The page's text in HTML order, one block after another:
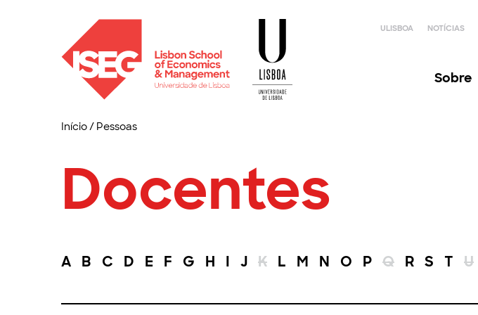
ULISBOA NOTÍCIAS
Sobre
Início/ Pessoas
Docentes
A B C D E F G H I J K L M N O P Q R S T U